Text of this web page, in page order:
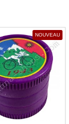
NOUVEAU